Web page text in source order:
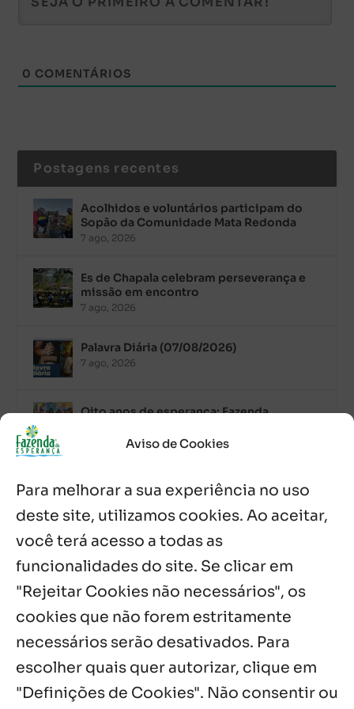
Aviso de Cookies
Para melhorar a sua experiência no uso
deste site, utilizamos cookies. Ao aceitar,
você terá acesso a todas as
funcionalidades do site. Se clicar em
"Rejeitar Cookies não necessários", os
cookies que não forem estritamente
necessários serão desativados. Para
escolher quais quer autorizar, clique em
"Definições de Cookies". Não consentir ou
0 COMENTÁRIOS
Postagens recentes
Acolhidos e voluntários participam do
Sopão da Comunidade Mata Redonda
7 ago, 2026
Es de Chapala celebram perseverança e
missão em encontro
7 ago, 2026
Palavra Diária (07/08/2026)
7 ago, 2026
Oito anos de esperança: Fazenda
com missa e festa
Boletim JULHO de 2026 – Centro Infantil
Chitaitai
6 ago, 2026
Palavra Diária (06/08/2026)
Notícias por Categoria